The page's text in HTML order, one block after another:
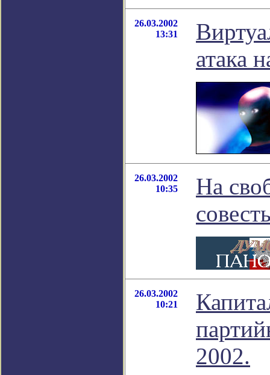
26.03.2002
13:31
атака
26.03.2002
10:35
На
26.03.2002
10:21
2002.